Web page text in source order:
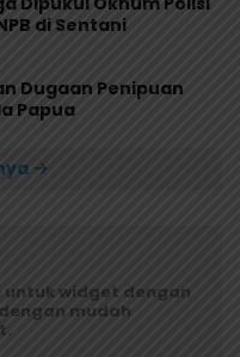
di Sentani
Dugaan Penipuan
Papua
widget dengan
mudah